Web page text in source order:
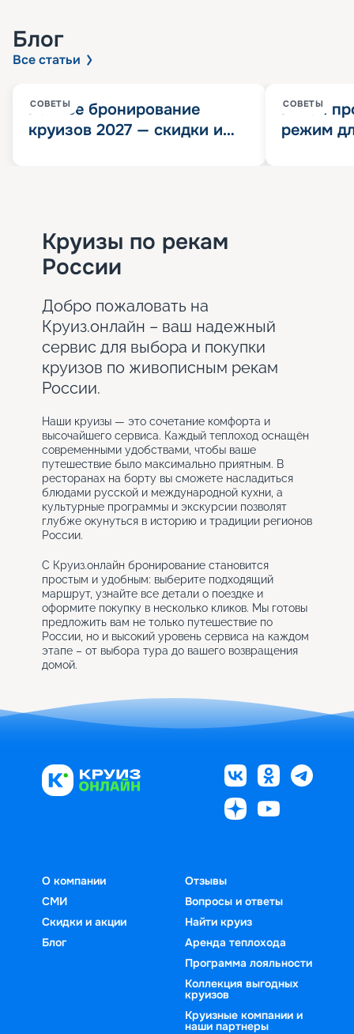
Блог
Все статьи
СОВЕТЫ
Раннее бронирование
круизов 2027 — скидки и
СОВЕТЫ
Китай
режим
Круизы по рекам
России
Добро пожаловать на
Круиз.онлайн – ваш надежный
сервис для выбора и покупки
круизов по живописным рекам
России.
Наши круизы — это сочетание комфорта и
высочайшего сервиса. Каждый теплоход оснащён
современными удобствами, чтобы ваше
путешествие было максимально приятным. В
ресторанах на борту вы сможете насладиться
блюдами русской и международной кухни, а
культурные программы и экскурсии позволят
глубже окунуться в историю и традиции регионов
России.
С Круиз.онлайн бронирование становится
простым и удобным: выберите подходящий
маршрут, узнайте все детали о поездке и
оформите покупку в несколько кликов. Мы готовы
предложить вам не только путешествие по
России, но и высокий уровень сервиса на каждом
этапе – от выбора тура до вашего возвращения
домой.
О компании
СМИ
Скидки и акции
Блог
Отзывы
Вопросы и ответы
Найти круиз
Аренда теплохода
Программа лояльности
Коллекция выгодных
круизов
Круизные компании и
наши партнеры